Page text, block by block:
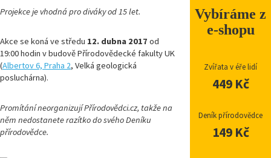
Projekce je vhodná pro diváky od 15 let.
Akce se koná ve středu 12. dubna 2017 od
19:00 hodin v budově Přírodovědecké fakulty UK
(Albertov 6, Praha 2, Velká geologická
posluchárna).
Promítání neorganizují Přírodovědci.cz, takže na
něm nedostanete razítko do svého Deníku
přírodovědce.
Vybíráme z
e-shopu
Zvířata v éře lidí
449 Kč
Deník přírodovědce
149 Kč